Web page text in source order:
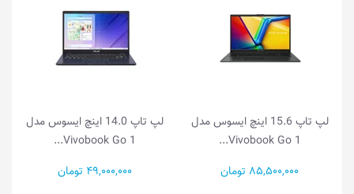
ایسوس مدل
لپ تاپ 14.0 اینچ ایسوس مدل
Vivobook Go 1...
49,000,000 تومان
لپ تاپ 14.0 اینچ
Vivobook Go 1...
55,500,000 تومان